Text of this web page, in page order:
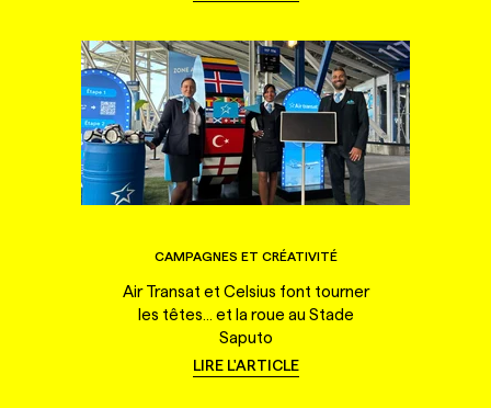
CAMPAGNES ET CRÉATIVITÉ
Air Transat et Celsius font tourner
les têtes... et la roue au Stade
Saputo
LIRE L'ARTICLE